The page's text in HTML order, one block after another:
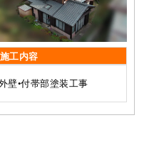
施工内容
壁•付帯部塗装工事